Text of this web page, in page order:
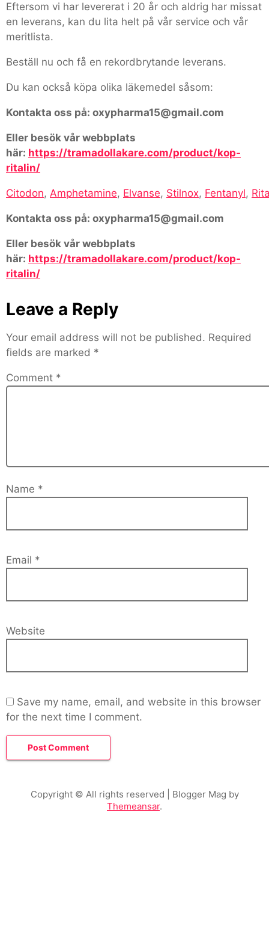
Eftersom vi har levererat i 20 år och aldrig har missat
en leverans, kan du lita helt på vår service och vår
meritlista.
Beställ nu och få en rekordbrytande leverans.
Du kan också köpa olika läkemedel såsom:
Kontakta oss på: oxypharma15@gmail.com
Eller besök vår webbplats
här: https://tramadollakare.com/product/kop-
ritalin/
Citodon, Amphetamine, Elvanse, Stilnox, Fentanyl,
Kontakta oss på: oxypharma15@gmail.com
Eller besök vår webbplats
här: https://tramadollakare.com/product/kop-
ritalin/
Leave a Reply
Your email address will not be published. Required
fields are marked *
Comment *
Name *
Email *
Website
Save my name, email, and website in this browser
for the next time I comment.
Copyright © All rights reserved | Blogger Mag by
Themeansar.